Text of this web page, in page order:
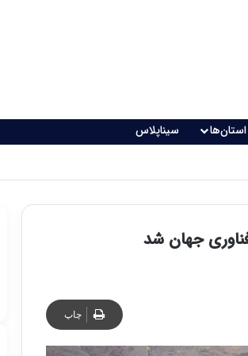
استان‌ها سیناپلاس
جهان شد
چاپ